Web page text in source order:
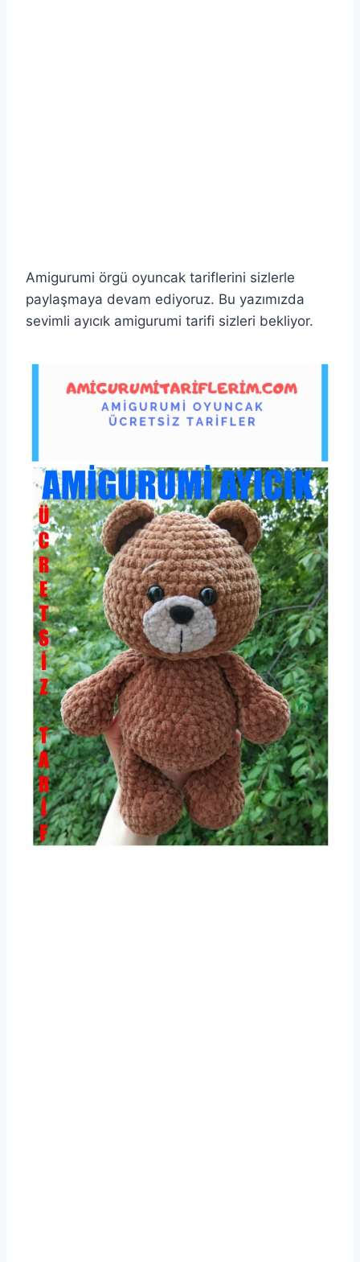
Amigurumi örgü oyuncak tariflerini sizlerle
paylaşmaya devam ediyoruz. Bu yazımızda
sevimli ayıcık amigurumi tarifi sizleri bekliyor.